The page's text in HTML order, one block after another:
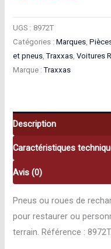
UGS : 8972T
Catégories :Marques,
et pneus,Traxxas,Voitures
Marque :Traxxas
Description
Caractéristiques
Avis (0)
Pneus ou roues de
pour restaurer ou
terrain. Référence : 8972T.